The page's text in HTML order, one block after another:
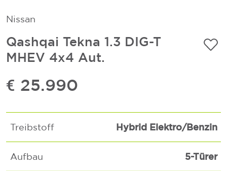
Nissan
Qashqai Tekna 1.3 DIG-T
MHEV 4x4 Aut.
€ 25.990
Treibstoff Hybrid Elektro/Benzin
Aufbau 5-Türer